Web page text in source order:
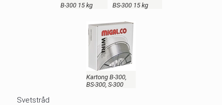
B-300 15 kg BS-300 15 kg
Kartong B-300,
BS-300, S-300
Svetstråd